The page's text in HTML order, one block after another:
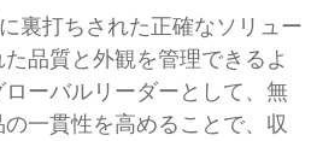
裏打ちされた正確なソリュー
品質と外観を管理できるよ
ーバルリーダーとして、無
一貫性を高めることで、収